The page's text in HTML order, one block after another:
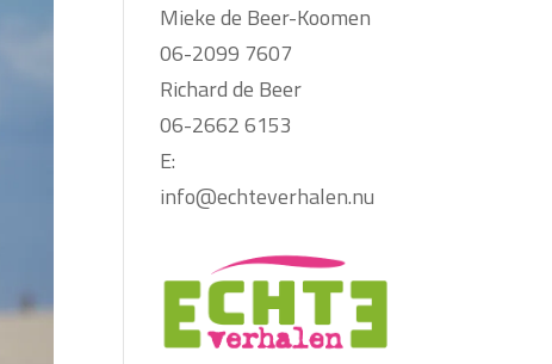
Mieke de Beer-Koomen
06-2099 7607
Richard de Beer
06-2662 6153
E:
info@echteverhalen.nu